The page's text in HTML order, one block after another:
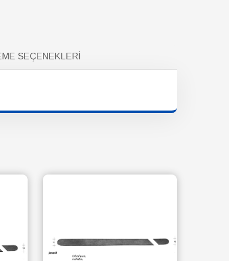
SEÇENEKLERI